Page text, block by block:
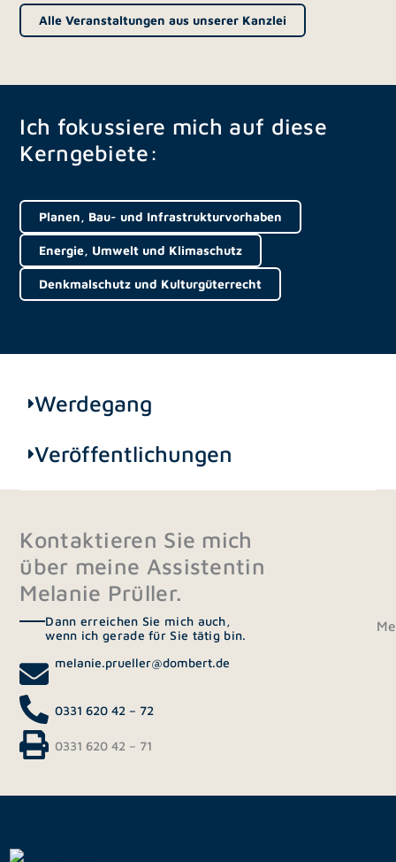
Alle Veranstaltungen aus unserer Kanzlei
Ich fokussiere mich auf diese
Kerngebiete:
Planen, Bau- und Infrastrukturvorhaben
Energie, Umwelt und Klimaschutz
Denkmalschutz und Kulturgüterrecht
Werdegang
Veröffentlichungen
Kontaktieren Sie mich
über meine Assistentin
Melanie Prüller.
Dann erreichen Sie mich auch,
wenn ich gerade für Sie tätig bin.
melanie.prueller@dombert.de
0331 620 42 – 72
0331 620 42 – 71